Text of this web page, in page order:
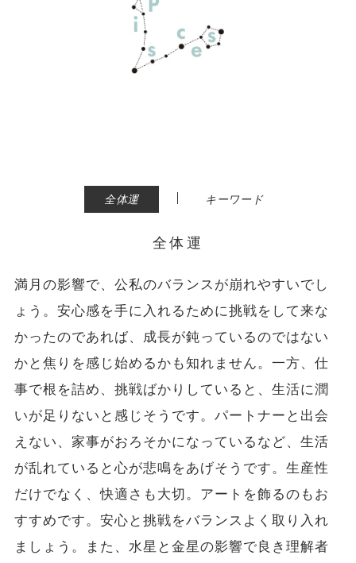
全体運 | キーワード
全体運
満月の影響で、公私のバランスが崩れやすいでし
ょう。安心感を手に入れるために挑戦をして来な
かったのであれば、成長が鈍っているのではない
かと焦りを感じ始めるかも知れません。一方、仕
事で根を詰め、挑戦ばかりしていると、生活に潤
いが足りないと感じそうです。パートナーと出会
えない、家事がおろそかになっているなど、生活
が乱れていると心が悲鳴をあげそうです。生産性
だけでなく、快適さも大切。アートを飾るのもお
すすめです。安心と挑戦をバランスよく取り入れ
ましょう。また、水星と金星の影響で良き理解者